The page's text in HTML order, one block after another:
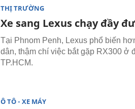
THỊ TRƯỜNG
Xe sang Lexus chạy đầy
Tại Phnom Penh, Lexus phổ biến
dân, thậm chí việc bắt gặp RX300 ở
TP.HCM.
Ô TÔ - XE MÁY